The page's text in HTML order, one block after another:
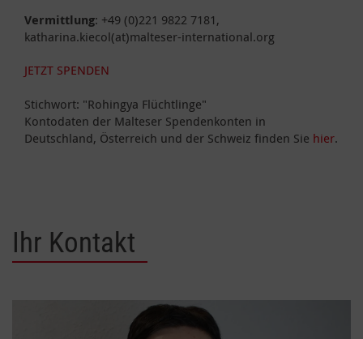
Vermittlung: +49 (0)221 9822 7181,
katharina.kiecol(at)malteser-international.org
JETZT SPENDEN
Stichwort: "Rohingya Flüchtlinge"
Kontodaten der Malteser Spendenkonten in
Deutschland, Österreich und der Schweiz finden Sie hier.
Ihr Kontakt